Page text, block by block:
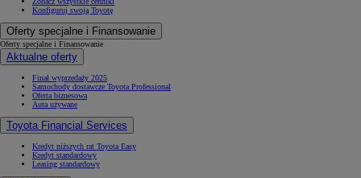
Konfiguruj swoją Toyotę
Oferty specjalne i Finansowanie
Oferty specjalne i Finansowanie
Aktualne oferty
Finał wyprzedaży 2025
Samochody dostawcze Toyota Professional
Oferta biznesowa
Auta używane
Toyota Financial Services
Kredyt niższych rat Toyota Easy
Kredyt standardowy
Leasing standardowy